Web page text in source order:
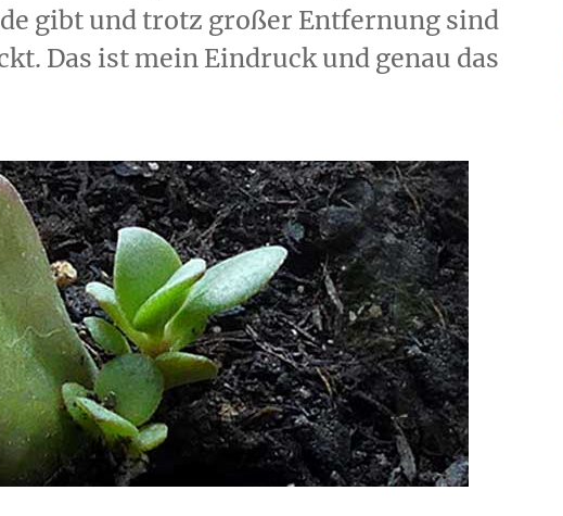
gibt und trotz großer Entfernung sind
Das ist mein Eindruck und genau das